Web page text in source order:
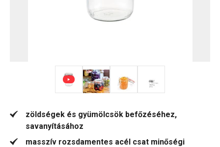
zöldségek és gyümölcsök befőzéséhez,
savanyításához
masszív rozsdamentes acél csat minőségi